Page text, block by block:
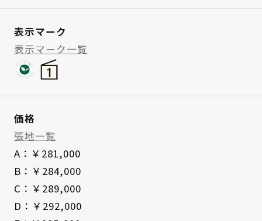
表示マーク
表示マーク一覧
価格
張地一覧
A：￥281,000
B：￥284,000
C：￥289,000
D：￥292,000